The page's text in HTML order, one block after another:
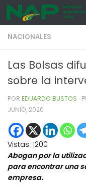
Skip to content
NACIONALES
Las Bolsas
sobre la
POR EDUARDO BUSTOS ·
JUNIO, 2020
Vistas: 1200
Abogan por la
para encontrar una
empresa.